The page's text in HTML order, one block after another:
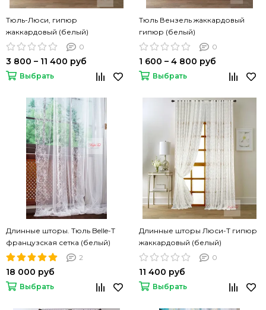
Тюль-Люси, гипюр
жаккардовый (белый)
0
3 800 – 11 400 руб
Выбрать
Тюль Вензель жаккардовый
гипюр (белый)
0
1 600 – 4 800 руб
Выбрать
Длинные шторы. Тюль Belle-T
французская сетка (белый)
2
18 000 руб
Выбрать
Длинные шторы Люси-Т гипюр
жаккардовый (белый)
0
11 400 руб
Выбрать